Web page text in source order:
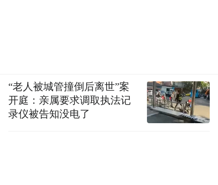
“老人被城管撞倒后离世”案
开庭：亲属要求调取执法记
录仪被告知没电了